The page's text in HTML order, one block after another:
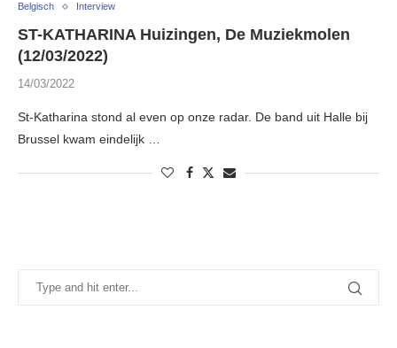
Belgisch Interview
ST-KATHARINA Huizingen, De Muziekmolen
(12/03/2022)
14/03/2022
St-Katharina stond al even op onze radar. De band uit Halle bij
Brussel kwam eindelijk …